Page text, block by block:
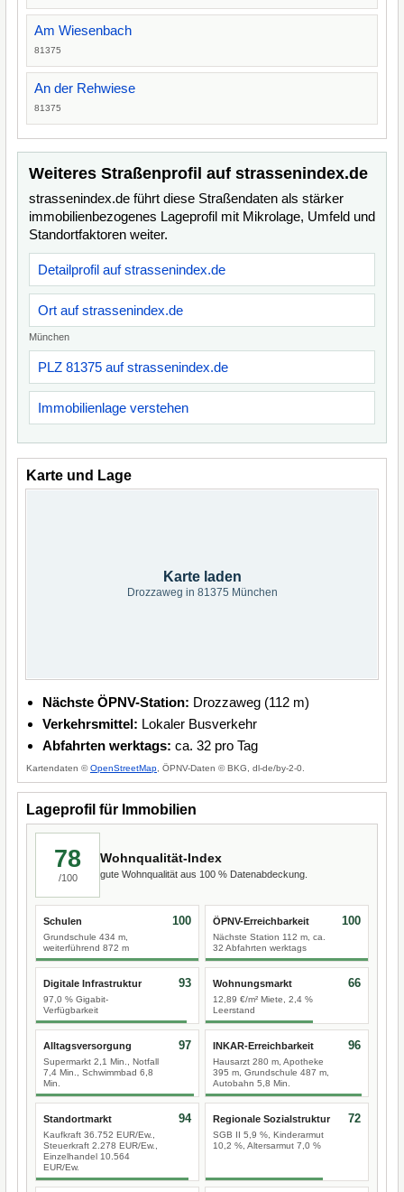
Am Wiesenbach
81375
An der Rehwiese
81375
Weiteres Straßenprofil auf strassenindex.de
strassenindex.de führt diese Straßendaten als stärker
immobilienbezogenes Lageprofil mit Mikrolage, Umfeld und
Standortfaktoren weiter.
Detailprofil auf strassenindex.de
Ort auf strassenindex.de
München
PLZ 81375 auf strassenindex.de
Immobilienlage verstehen
Karte und Lage
Karte laden
Drozzaweg in 81375 München
Nächste ÖPNV-Station: Drozzaweg (112 m)
Verkehrsmittel: Lokaler Busverkehr
Abfahrten werktags: ca. 32 pro Tag
Kartendaten ©OpenStreetMap , ÖPNV-Daten © BKG, dl-de/by-2-0.
Lageprofil für Immobilien
78
/100
Wohnqualität-Index
gute Wohnqualität aus 100 % Datenabdeckung.
Schulen
Grundschule 434 m,
weiterführend 872 m
100 ÖPNV-Erreichbarkeit
Nächste Station 112 m, ca.
32 Abfahrten werktags
100
Digitale Infrastruktur
97,0 % Gigabit-
Verfügbarkeit
93 Wohnungsmarkt
12,89 €/m² Miete, 2,4 %
Leerstand
66
Alltagsversorgung
Supermarkt 2,1 Min., Notfall
7,4 Min., Schwimmbad 6,8
Min.
97 INKAR-Erreichbarkeit
Hausarzt 280 m, Apotheke
395 m, Grundschule 487 m,
Autobahn 5,8 Min.
96
Standortmarkt
Kaufkraft 36.752 EUR/Ew.,
Steuerkraft 2.278 EUR/Ew.,
Einzelhandel 10.564
EUR/Ew.
94 Regionale Sozialstruktur
SGB II 5,9 %, Kinderarmut
10,2 %, Altersarmut 7,0 %
72